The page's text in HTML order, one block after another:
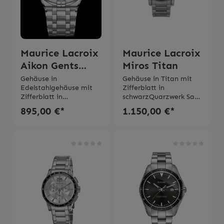
Maurice Lacroix
Aikon Gents
Blue
Gehäuse in
Edelstahlgehäuse mit
Zifferblatt in
blau QuarzwerkDurchm
esser Gehäuse Ø 42
KroneRhodinierte
Indexe5-reihiges
gebürstetes Armband
aus EdelstahlSatinierte
und polierte
Doppelfaltschließe mit
Bouchonné-FinishSwiss
895,00 €*
Maurice Lacroix
Miros Titan
Gehäuse in Titan mit
Zifferblatt in
schwarzQuarzwerk Saph
irglasKalenderfenster
auf 12 UhrDurchmesser
eit 10 bar 2 Jahre
GarantieSwiss Made Die
Uhr wird mit der
Originalverpackung und
der Original-
Bedienungsanleitung
geliefert.
1.150,00 €*